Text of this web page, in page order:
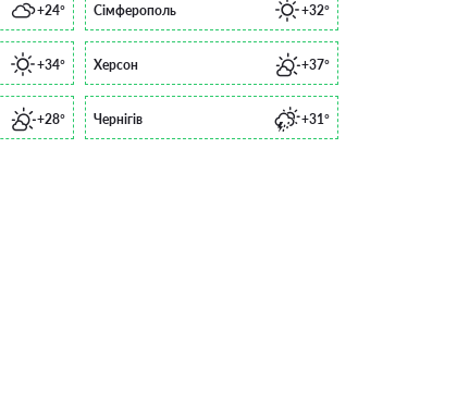
+24° Сімферополь +32°
+34° Херсон +37°
+28° Чернігів +31°